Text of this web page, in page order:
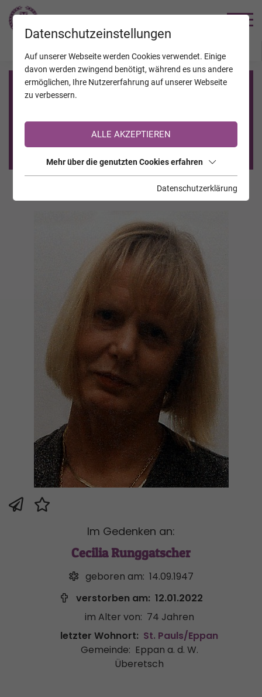
Registrierung auf TrauerHilfe.it
Sie sind noch nicht auf TrauerHilfe.it registriert?
>> zur kostenlosen Registrierung <<
Im Gedenken an:
Cecilia Runggatscher
geboren am: 14.09.1947
verstorben am: 12.01.2022
im Alter von: 74 Jahren
letzter Wohnort: St. Pauls/Eppan
Gemeinde: Eppan a. d. W.
Überetsch
Datenschutzeinstellungen
Auf unserer Webseite werden Cookies verwendet. Einige
davon werden zwingend benötigt, während es uns andere
ermöglichen, Ihre Nutzererfahrung auf unserer Webseite
zu verbessern.
ALLE AKZEPTIEREN
Mehr über die genutzten Cookies erfahren
Datenschutzerklärung
JAHRESTAGE KALENDER VERSTORBENE